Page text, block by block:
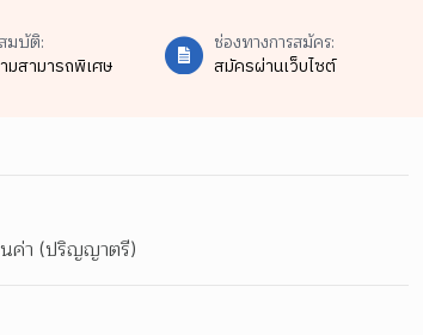
บัติ:
มสามารถพิเศษ
ช่องทางการสมัคร:
สมัครผ่านเว็บไซต์
ค่า (ปริญญาตรี)